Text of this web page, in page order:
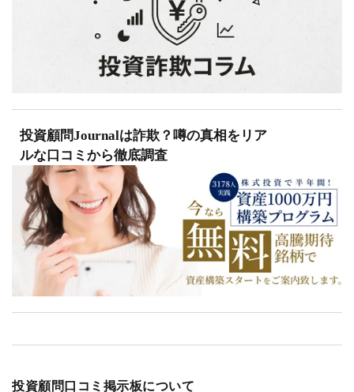
投資顧問Journalは詐欺？噂の真相をリア
ルな口コミから徹底調査
投資顧問口コミ掲示板について